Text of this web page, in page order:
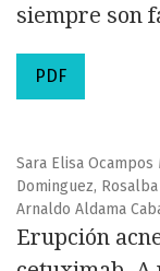
siempre son
PDF
Sara Elisa
Dominguez,
Arnaldo Aldama
Erupción